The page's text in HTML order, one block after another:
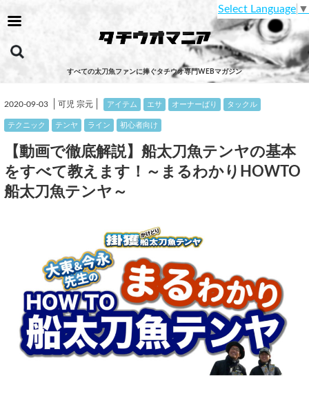
すべての太刀魚ファンに捧ぐタチウオ専門WEBマガジン
Select Language ▼
2020-09-03 可児 宗元 アイテム エサ オーナーばり タックル
テクニック テンヤ ライン 初心者向け
【動画で徹底解説】船太刀魚テンヤの基本
をすべて教えます！～まるわかりHOWTO
船太刀魚テンヤ～